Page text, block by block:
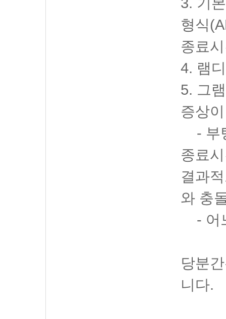
형식
종료
4. 램
5. 그
증상
- 부
종료
결과
와 충
- 어
당분
니다.